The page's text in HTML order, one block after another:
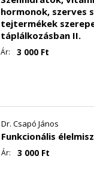
hormonok, szerves
tejtermékek
táplálkozásban II.
Ár: 3 000 Ft
Dr. Csapó János
Funkcionális
Ár: 3 000Ft